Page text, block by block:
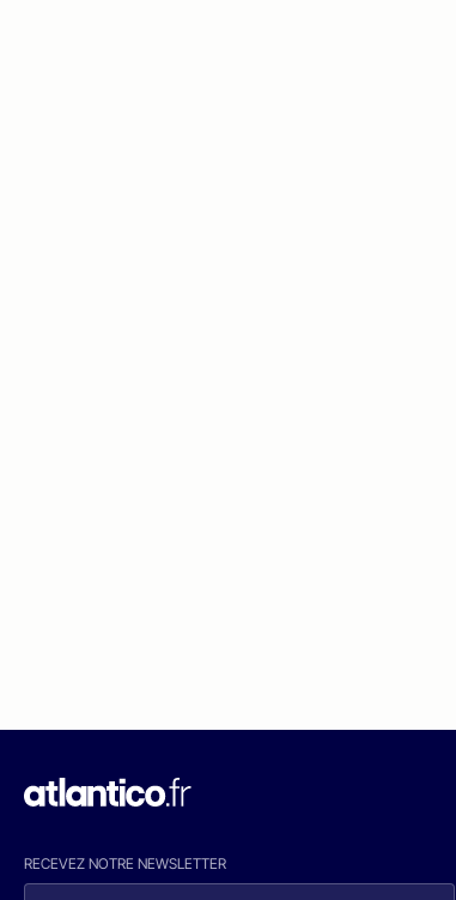
RECEVEZ NOTRE NEWSLETTER